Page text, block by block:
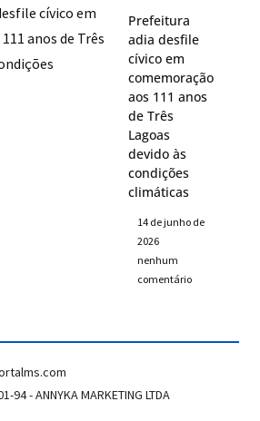
Prefeitura
adia desfile
cívico em
comemoração
aos 111 anos
de Três
Lagoas
devido às
condições
climáticas
14 de junho de
2026
nenhum
comentário
94 - ANNYKA MARKETING LTDA